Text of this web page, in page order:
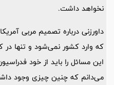
نخواهد داشت.
داورزنی درباره تصمیم مربی
که وارد کشور نمی‌شود و تنها
این مسائل را باید از خود
می‌دانم که چنین چیزی وجود